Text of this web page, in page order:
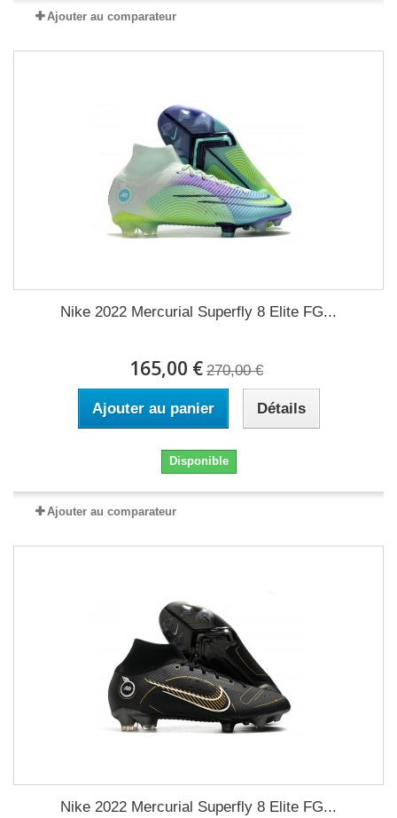
Ajouter au comparateur
Nike 2022 Mercurial Superfly 8 Elite FG...
165,00 € 270,00 €
Ajouter au panier Détails
Disponible
Ajouter au comparateur
Nike 2022 Mercurial Superfly 8 Elite FG...